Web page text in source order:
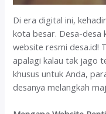
Di era digital ini,
kota besar. Desa-desa
website resmi desa.id!
apalagi kalau tak jago
khusus untuk Anda,
desanya melangkah